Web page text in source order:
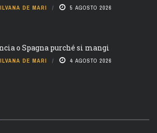
DE MARI 5 AGOSTO 2026
o Spagna purché si mangi
DE MARI 4 AGOSTO 2026